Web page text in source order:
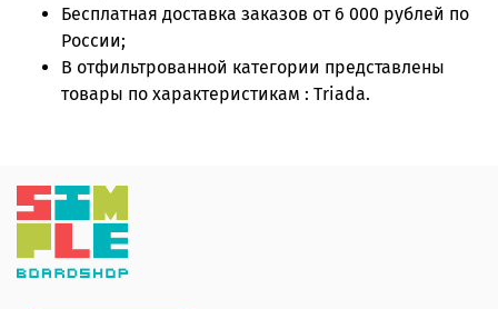
Бесплатная доставка заказов от 6 000 рублей по
России;
В отфильтрованной категории представлены
товары по характеристикам : Triada.